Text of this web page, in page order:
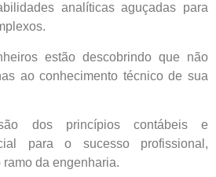
analíticas aguçadas para
estão descobrindo que não
ao conhecimento técnico de sua
dos princípios contábeis e
para o sucesso profissional,
da engenharia.